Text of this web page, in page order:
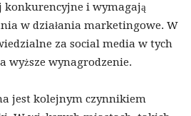
konkurencyjne i wymagają
w działania marketingowe. W
za social media w tych
wyższe wynagrodzenie.
jest kolejnym czynnikiem